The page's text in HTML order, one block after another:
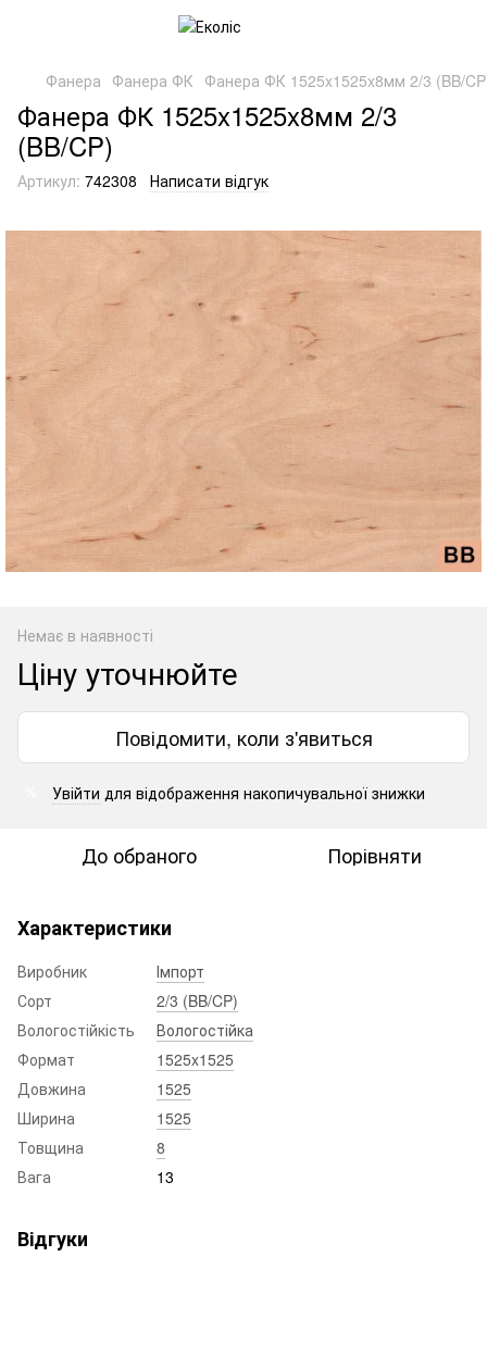
Фанера Фанера ФК Фанера ФК 1525x1525x8мм 2/3 (BB/
Фанера ФК 1525x1525x8мм 2/3
(BB/CP)
Артикул: 742308 Написати відгук
Немає в наявності
Ціну уточнюйте
Повідомити, коли з'явиться
Увійти для відображення накопичувальної знижки
До обраного Порівняти
Характеристики
Виробник
Імпорт
Сорт
2/3 (BB/CP)
Вологостійкість
Вологостійка
Формат
1525x1525
Довжина
1525
Ширина
1525
Товщина
8
Вага
13
Відгуки